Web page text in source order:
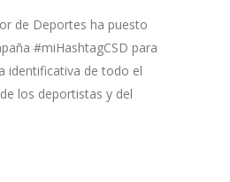
de Deportes ha puesto
#miHashtagCSD para
identificativa de todo el
los deportistas y del